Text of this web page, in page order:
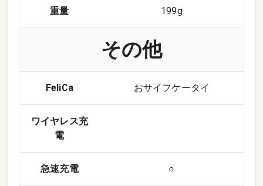
重量 199g
その他
FeliCa おサイフケータイ
ワイヤレス充
電
急速充電 ○